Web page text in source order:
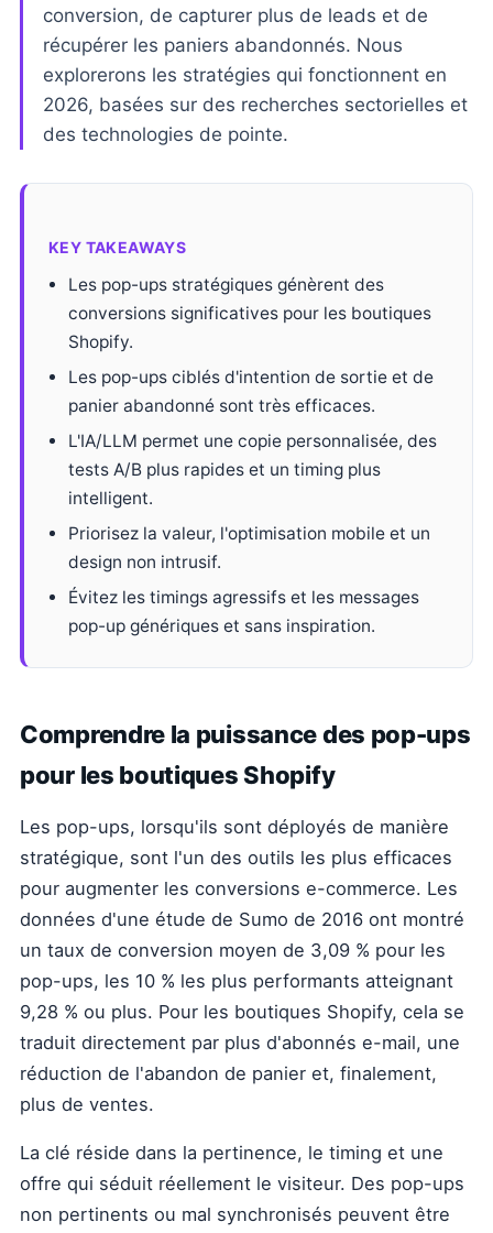
conversion, de capturer plus de leads et de
récupérer les paniers abandonnés. Nous
explorerons les stratégies qui fonctionnent en
2026, basées sur des recherches sectorielles et
des technologies de pointe.
KEY TAKEAWAYS
Les pop-ups stratégiques génèrent des
conversions significatives pour les boutiques
Shopify.
Les pop-ups ciblés d'intention de sortie et de
panier abandonné sont très efficaces.
L'IA/LLM permet une copie personnalisée, des
tests A/B plus rapides et un timing plus
intelligent.
Priorisez la valeur, l'optimisation mobile et un
design non intrusif.
Évitez les timings agressifs et les messages
pop-up génériques et sans inspiration.
Comprendre la puissance des pop-ups
pour les boutiques Shopify
Les pop-ups, lorsqu'ils sont déployés de manière
stratégique, sont l'un des outils les plus efficaces
pour augmenter les conversions e-commerce. Les
données d'une étude de Sumo de 2016 ont montré
un taux de conversion moyen de 3,09 % pour les
pop-ups, les 10 % les plus performants atteignant
9,28 % ou plus. Pour les boutiques Shopify, cela se
traduit directement par plus d'abonnés e-mail, une
réduction de l'abandon de panier et, finalement,
plus de ventes.
La clé réside dans la pertinence, le timing et une
offre qui séduit réellement le visiteur. Des pop-ups
non pertinents ou mal synchronisés peuvent être